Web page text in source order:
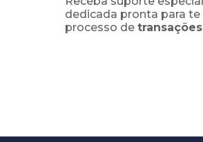
dedicada pronta para
processo de